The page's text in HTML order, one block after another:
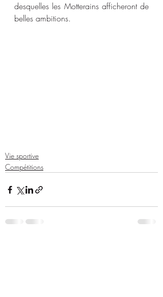
desquelles les Motterains afficheront de
belles ambitions.
Vie sportive
Compétitions